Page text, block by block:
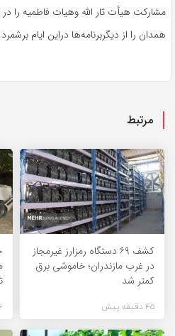
مشارکت هیأت ثار الله وهیات فاطمیه را
همدان را از دیگربرنامه‌ها دراین ایام برشمرد.
مرتبط
کشف ۶۹ دستگاه رمزارز غیرمجاز
در غرب مازندران؛ خاموشی برق
کمتر شد
45 دقیقه پیش